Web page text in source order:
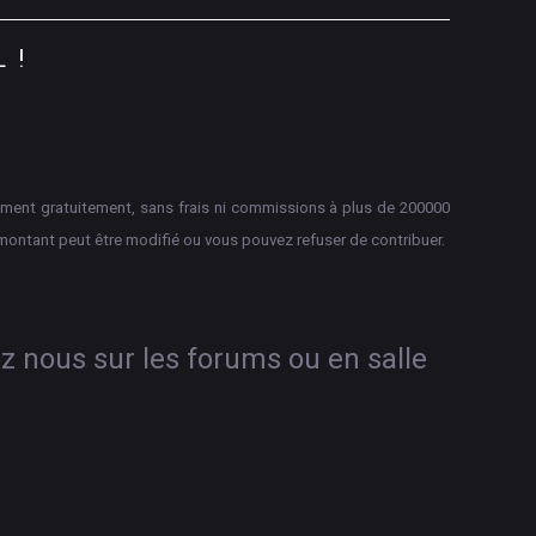
!
gratuitement, sans frais ni commissions à plus de 200000
peut être modifié ou vous pouvez refuser de contribuer.
nous sur les forums ou en salle